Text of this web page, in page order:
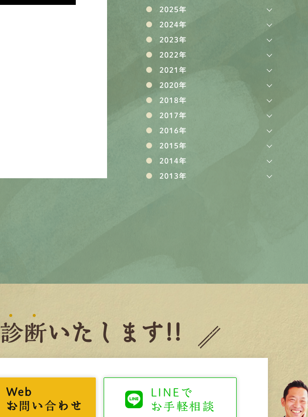
2025年
2024年
2023年
2022年
2021年
2020年
2018年
2017年
2016年
2015年
2014年
2013年
診断いたします!!
Web
お問い合わせ
LINEで
お手軽相談